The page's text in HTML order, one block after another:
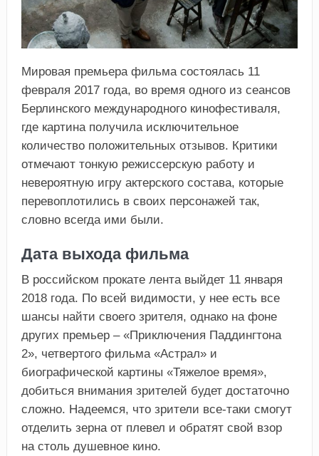
Мировая премьера фильма состоялась 11
февраля 2017 года, во время одного из сеансов
Берлинского международного кинофестиваля,
где картина получила исключительное
количество положительных отзывов. Критики
отмечают тонкую режиссерскую работу и
невероятную игру актерского состава, которые
перевоплотились в своих персонажей так,
словно всегда ими были.
Дата выхода фильма
В российском прокате лента выйдет 11 января
2018 года. По всей видимости, у нее есть все
шансы найти своего зрителя, однако на фоне
других премьер – «Приключения Паддингтона
2», четвертого фильма «Астрал» и
биографической картины «Тяжелое время»,
добиться внимания зрителей будет достаточно
сложно. Надеемся, что зрители все-таки смогут
отделить зерна от плевел и обратят свой взор
на столь душевное кино.